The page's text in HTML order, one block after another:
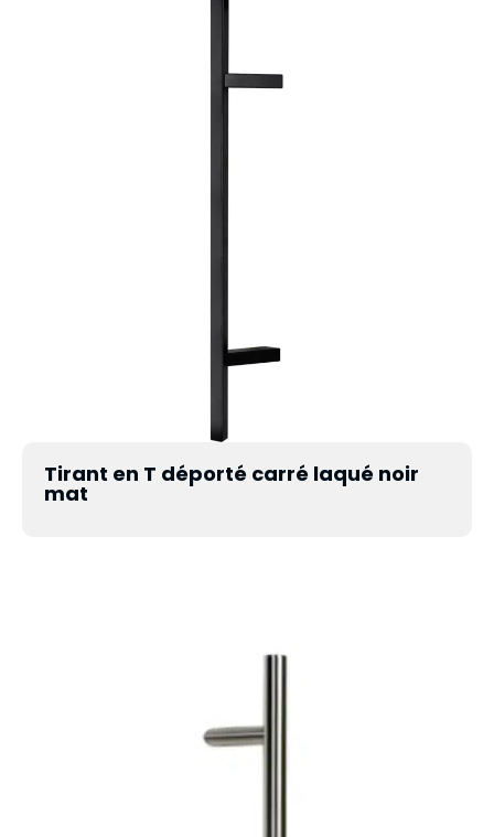
Tirant en T déporté carré laqué noir
mat